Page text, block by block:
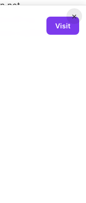
www.statista.com
×
Visit